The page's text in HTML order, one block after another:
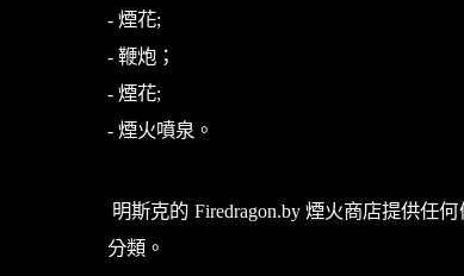
- 煙花;
- 鞭炮；
- 煙花;
- 煙火噴泉。
明斯克的 Firedragon.by 煙火商店提供任
分類。